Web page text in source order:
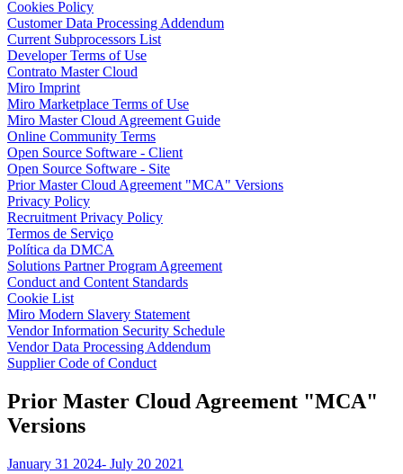
Kanban
Linhas do tempo
Talktrack
Tabelas
Slides
Casos de uso
Em destaque
Explore os Playbooks de IA
Explore o Miroverse
Geral
Workshops
Mapas conceituais
Fluxogramas
Roadmaps
Mapeamento de processos
Design técnico e documentação
Protótipos e wireframes
Síntese de pesquisa
Workshops de design
Design organizacional
Cookies Policy
Customer Data Processing Addendum
Current Subprocessors List
Developer Terms of Use
Contrato Master Cloud
Miro Imprint
Miro Marketplace Terms of Use
Miro Master Cloud Agreement Guide
Online Community Terms
Open Source Software - Client
Open Source Software - Site
Prior Master Cloud Agreement "MCA" Versions
Privacy Policy
Recruitment Privacy Policy
Termos de Serviço
Política da DMCA
Solutions Partner Program Agreement
Conduct and Content Standards
Cookie List
Miro Modern Slavery Statement
Vendor Information Security Schedule
Vendor Data Processing Addendum
Supplier Code of Conduct
Prior Master Cloud Agreement "MCA"
Versions
January 31 2024- July 20 2021